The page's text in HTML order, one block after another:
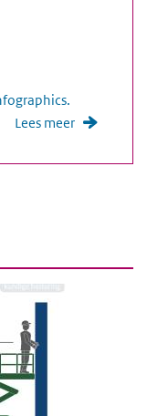
Lees meer